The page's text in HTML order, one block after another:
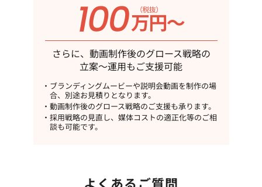
さらに、動画制作後のグロース戦略の
立案～運用もご支援可能
ブランディングムービーや説明会動画を制作の場
合、別途お見積りとなります。
動画制作後のグロース戦略のご支援も承ります。
採用戦略の見直し、媒体コストの適正化等のご相
談も可能です。
よくあるご質問